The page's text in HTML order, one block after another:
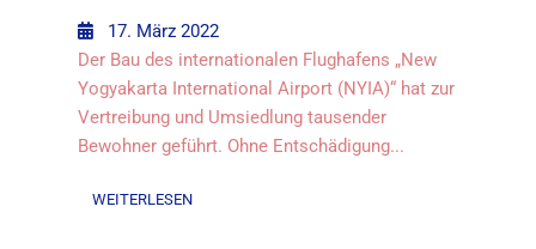
17. März 2022
Der Bau des internationalen Flughafens „New
Yogyakarta International Airport (NYIA)“ hat zur
Vertreibung und Umsiedlung tausender
Bewohner geführt. Ohne Entschädigung...
WEITERLESEN